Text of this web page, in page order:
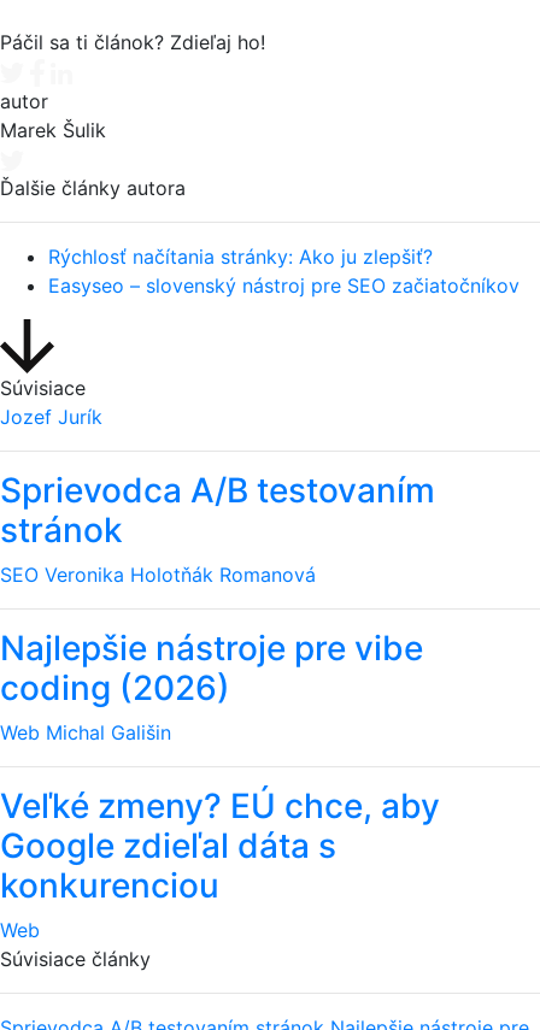
Páčil sa ti článok? Zdieľaj ho!
autor
Marek Šulik
Ďalšie články autora
Rýchlosť načítania stránky: Ako ju zlepšiť?
Easyseo – slovenský nástroj pre SEO začiatočníkov
Súvisiace
Jozef Jurík
Sprievodca A/B testovaním
stránok
SEO Veronika Holotňák Romanová
Najlepšie nástroje pre vibe
coding (2026)
Web Michal Gališin
Veľké zmeny? EÚ chce, aby
Google zdieľal dáta s
konkurenciou
Web
Súvisiace články